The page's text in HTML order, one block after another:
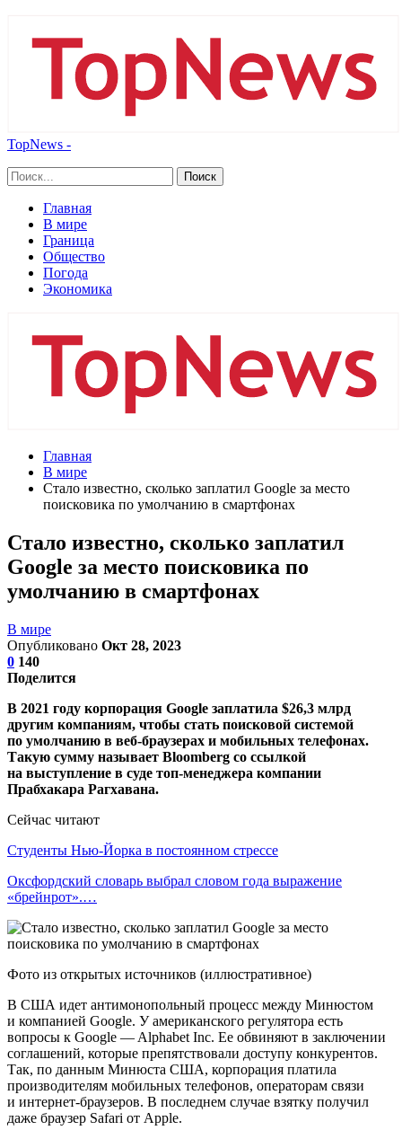
TopNews -
Главная
В мире
Граница
Общество
Погода
Экономика
Главная
В мире
Стало известно, сколько заплатил Google за место
поисковика по умолчанию в смартфонах
Стало известно, сколько заплатил
Google за место поисковика по
умолчанию в смартфонах
В мире
Опубликовано Окт 28, 2023
0 140
Поделится
В 2021 году корпорация Google заплатила $26,3 млрд
другим компаниям, чтобы стать поисковой системой
по умолчанию в веб-браузерах и мобильных телефонах.
Такую сумму называет Bloomberg со ссылкой
на выступление в суде топ-менеджера компании
Прабхакара Рагхавана.
Сейчас читают
Студенты Нью-Йорка в постоянном стрессе
Оксфордский словарь выбрал словом года выражение
«брейнрот».…
Фото из открытых источников (иллюстративное)
В США идет антимонопольный процесс между Минюстом
и компанией Google. У американского регулятора есть
вопросы к Google — Alphabet Inc. Ее обвиняют в заключении
соглашений, которые препятствовали доступу конкурентов.
Так, по данным Минюста США, корпорация платила
производителям мобильных телефонов, операторам связи
и интернет-браузеров. В последнем случае взятку получил
даже браузер Safari от Apple.